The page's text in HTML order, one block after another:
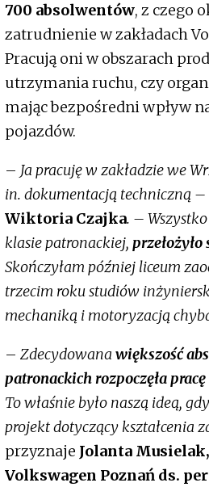
700 absolwentów, z czego
zatrudnienie w zakładach
Pracują oni w obszarach
utrzymania ruchu, czy
mając bezpośredni wpływ
pojazdów.
– Ja pracuję w zakładzie we
in. dokumentacją techniczną –
Wiktoria Czajka. –
klasie patronackiej, przełożyło
Skończyłam później liceum
trzecim roku studiów
mechaniką i motoryzacją
– Zdecydowana większość
patronackich rozpoczęła pracę
To właśnie było naszą ideą,
projekt dotyczący kształcenia
przyznaje Jolanta
Volkswagen Poznań ds.